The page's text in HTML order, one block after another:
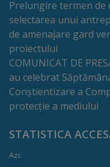
grădiniță/
Înterprinderi
municipale
Comgaz-
Prelungire termen
selectarea unui
de amenajare gard
proiectului
COMUNICAT DE
au celebrat
Conștientizare a
protecție a mediului
STATISTICA
Azi: